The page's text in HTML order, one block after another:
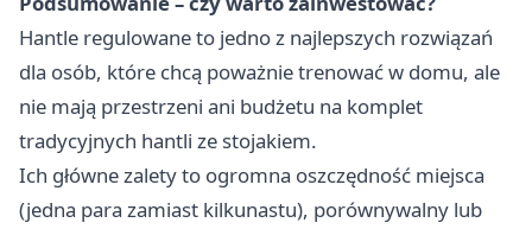
Hantle regulowane to jedno z najlepszych rozwiązań
dla osób, które chcą poważnie trenować w domu, ale
nie mają przestrzeni ani budżetu na komplet
tradycyjnych hantli ze stojakiem.
Ich główne zalety to ogromna oszczędność miejsca
(jedna para zamiast kilkunastu), porównywalny lub